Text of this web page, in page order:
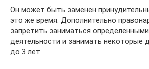
Он может быть заменен
это же время. Дополнительно
запретить заниматься
деятельности и занимать некоторые
до 3 лет.